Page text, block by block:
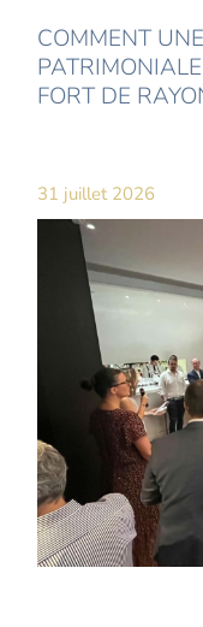
COMMENT
FORT DE
31 juillet 2026